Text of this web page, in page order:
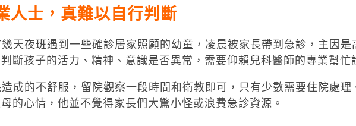
人士，真難以自行判斷
天夜班遇到一些確診居家照顧的幼童，凌晨被家長帶到急診，主因是
斷孩子的活力、精神、意識是否異常，需要仰賴兒科醫師的專業幫忙
成的不舒服，留院觀察一段時間和衛教即可，只有少數需要住院處理
的心情，他並不覺得家長們大驚小怪或浪費急診資源。